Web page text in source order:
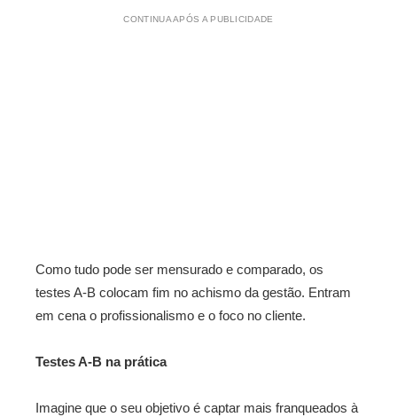
CONTINUA APÓS A PUBLICIDADE
Como tudo pode ser mensurado e comparado, os
testes A-B colocam fim no achismo da gestão. Entram
em cena o profissionalismo e o foco no cliente.
Testes A-B na prática
Imagine que o seu objetivo é captar mais franqueados à